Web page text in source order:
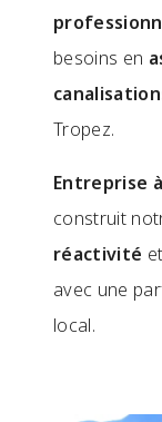
besoins en
Tropez.
Entreprise
construit
réactivité
avec une
local.